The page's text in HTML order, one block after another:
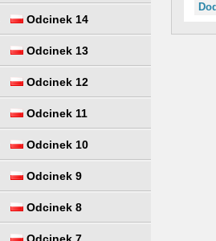
Odcinek 14
Odcinek 13
Odcinek 12
Odcinek 11
Odcinek 10
Odcinek 9
Odcinek 8